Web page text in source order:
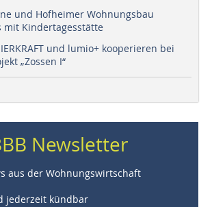
und Hofheimer Wohnungsbau
mit Kindertagesstätte
und lumio+ kooperieren bei
„Zossen I“
Newsletter
aus der Wohnungswirtschaft
jederzeit kündbar